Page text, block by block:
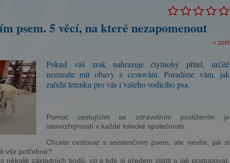
psem. 5 věcí, na které nezapomenout
« zpět
Pokud váš zrak nahrazuje čtyřnohý přítel, určitě
nemusíte mít obavy z cestování. Poradíme vám, jak
zařídit letenku pro vás i vašeho vodicího psa.
Pomoc cestujícím se zdravotním postižením je
samozřejmostí v každé letecké společnosti.
Chcete cestovat s asistenčním psem, ale nevíte, jak si
vše potřebné?
několik základních bodů, co a kde si předem zjistit a jak postupovat,